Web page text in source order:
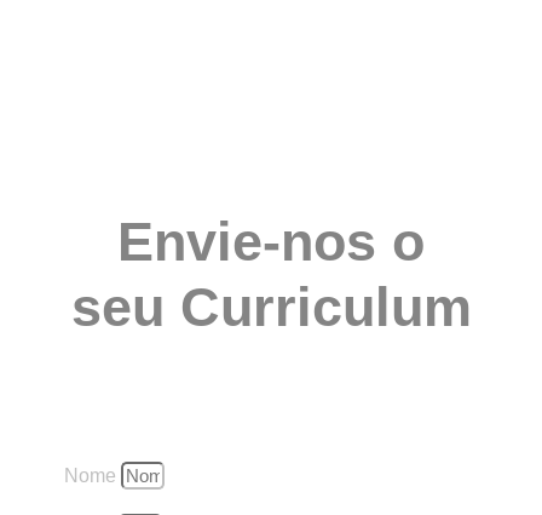
Envie-nos o
seu Curriculum
Nome